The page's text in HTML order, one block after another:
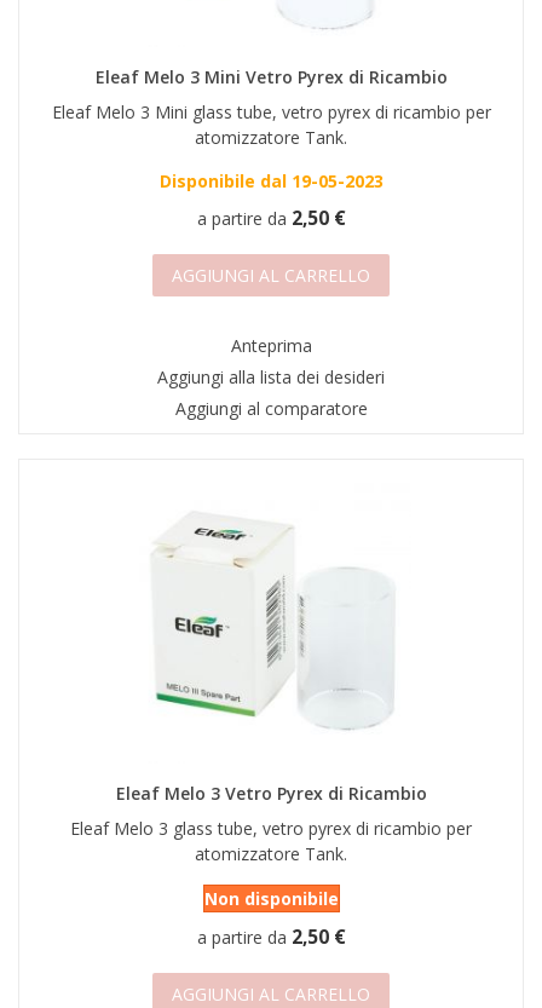
DICONO DI NOIEleaf Melo 3 Mini Vetro Pyrex di Ricambio
Eleaf Melo 3 Mini glass tube, vetro pyrex di ricambio per
atomizzatore Tank.
Disponibile dal 19-05-2023
a partire da 2,50 €
AGGIUNGI AL CARRELLO
Anteprima
Aggiungi alla lista dei desideri
Aggiungi al comparatore
Eleaf Melo 3 Vetro Pyrex di Ricambio
Eleaf Melo 3 glass tube, vetro pyrex di ricambio per
atomizzatore Tank.
Non disponibile
a partire da 2,50 €
AGGIUNGI AL CARRELLO